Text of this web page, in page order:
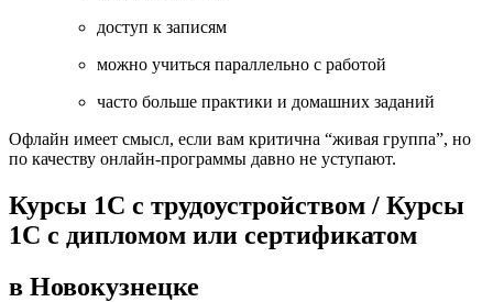
доступ к записям
можно учиться параллельно с работой
часто больше практики и домашних заданий
Офлайн имеет смысл, если вам критична “живая группа”, но
по качеству онлайн-программы давно не уступают.
Курсы 1С с трудоустройством / Курсы
1С с дипломом или сертификатом
в Новокузнецке